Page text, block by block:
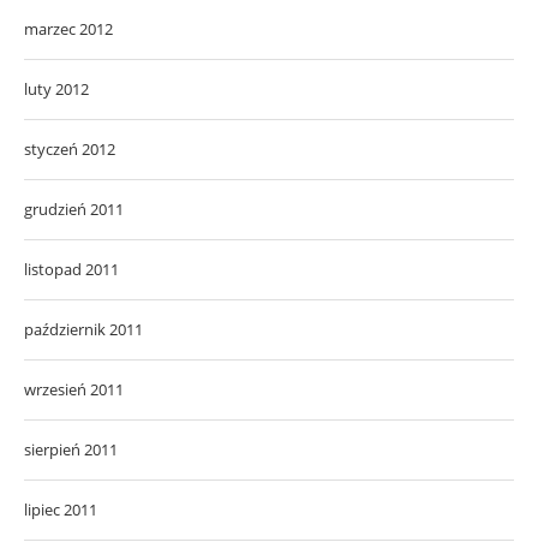
marzec 2012
luty 2012
styczeń 2012
grudzień 2011
listopad 2011
październik 2011
wrzesień 2011
sierpień 2011
lipiec 2011